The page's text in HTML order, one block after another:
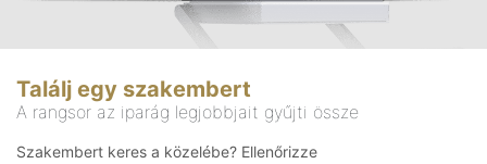
Találj egy szakembert
A rangsor az iparág legjobbjait gyűjti össze
Szakembert keres a közelébe? Ellenőrizze